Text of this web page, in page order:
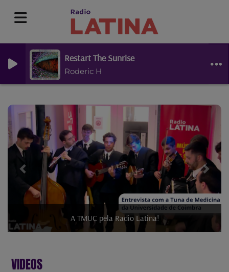
Restart The Sunrise
Roderic H
A TMUC pela Radio Latina!
VIDEOS